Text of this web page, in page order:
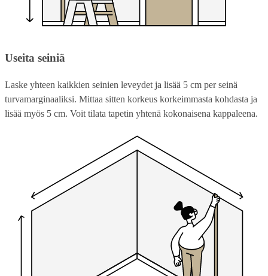
Useita seiniä
Laske yhteen kaikkien seinien leveydet ja lisää 5 cm per seinä
turvamarginaaliksi. Mittaa sitten korkeus korkeimmasta kohdasta ja
lisää myös 5 cm. Voit tilata tapetin yhtenä kokonaisena kappaleena.